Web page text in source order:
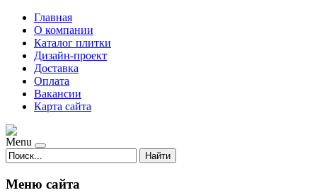
Главная
О компании
Каталог плитки
Дизайн-проект
Доставка
Оплата
Вакансии
Карта сайта
Menu
Найти
Меню сайта